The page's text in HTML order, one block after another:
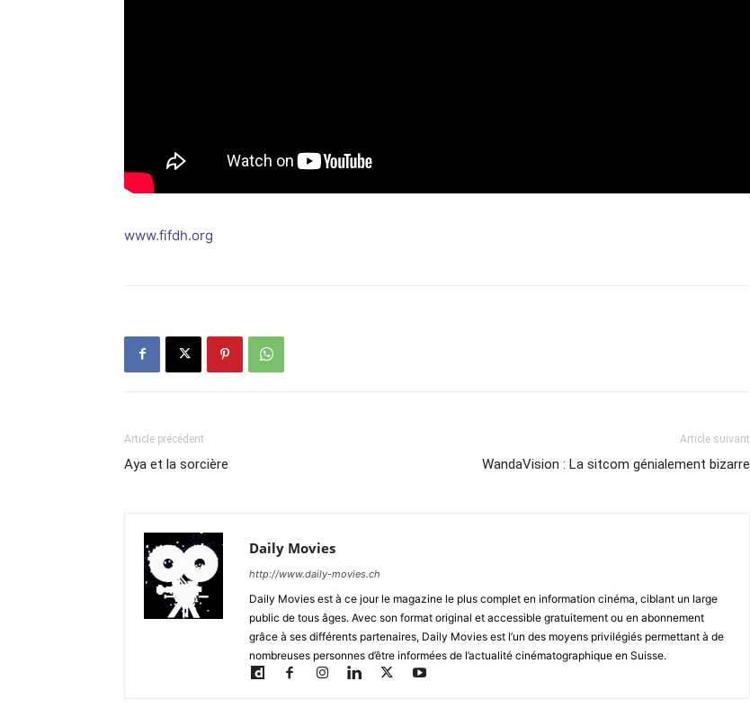
www.fifdh.org
Article précédent
Aya et la sorcière
Article suivant
WandaVision : La sitcom génialement bizarre
Daily Movies
http://www.daily-movies.ch
Daily Movies est à ce jour le magazine le plus complet en information cinéma, ciblant un large
public de tous âges. Avec son format original et accessible gratuitement ou en abonnement
grâce à ses différents partenaires, Daily Movies est l’un des moyens privilégiés permettant à de
nombreuses personnes d’être informées de l’actualité cinématographique en Suisse.